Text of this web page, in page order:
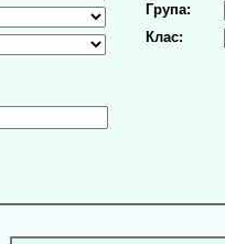
Група:
Клас: